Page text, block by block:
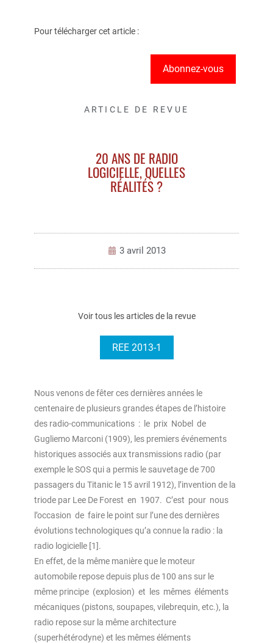
Pour télécharger cet article :
Abonnez-vous
ARTICLE DE REVUE
20 ANS DE RADIO
LOGICIELLE, QUELLES
RÉALITÉS ?
3 avril 2013
Voir tous les articles de la revue
REE 2013-1
Nous venons de fêter ces dernières années le
centenaire de plusieurs grandes étapes de l’histoire
des radio-communications : le prix Nobel de
Gugliemo Marconi (1909), les premiers événements
historiques associés aux transmissions radio (par
exemple le SOS qui a permis le sauvetage de 700
passagers du Titanic le 15 avril 1912), l’invention de la
triode par Lee De Forest en 1907. C’est pour nous
l’occasion de faire le point sur l’une des dernières
évolutions technologiques qu’a connue la radio : la
radio logicielle [1].
En effet, de la même manière que le moteur
automobile repose depuis plus de 100 ans sur le
même principe (explosion) et les mêmes éléments
mécaniques (pistons, soupapes, vilebrequin, etc.), la
radio repose sur la même architecture
(superhétérodyne) et les mêmes éléments